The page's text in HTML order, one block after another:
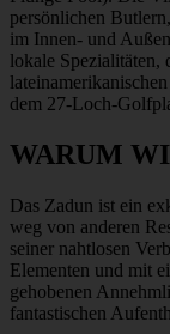
persönlichen
im Innen- und
lokale Spezialitäten,
dem 27-Loch-
WARUM
Das Zadun ist ein
weg von anderen
seiner nahtlosen
Elementen und mit
gehobenen
fantastischen